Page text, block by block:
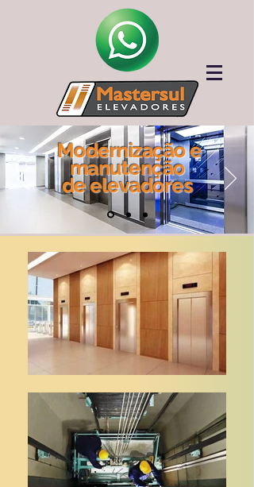
Modernização e
manutenção
deelevadores